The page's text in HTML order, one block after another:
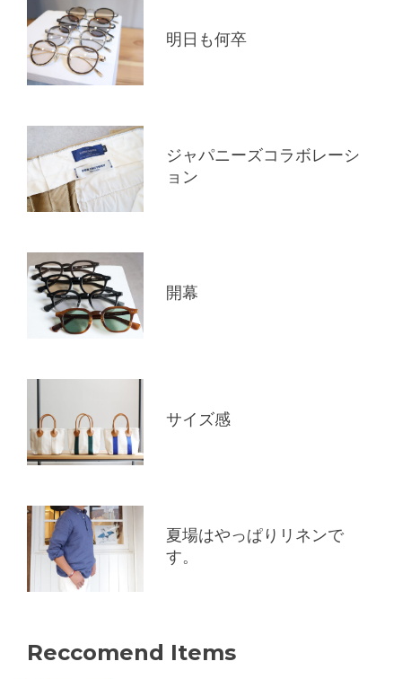
明日も何卒
ジャパニーズコラボレーシ
ョン
開幕
サイズ感
夏場はやっぱりリネンで
す。
Reccomend Items